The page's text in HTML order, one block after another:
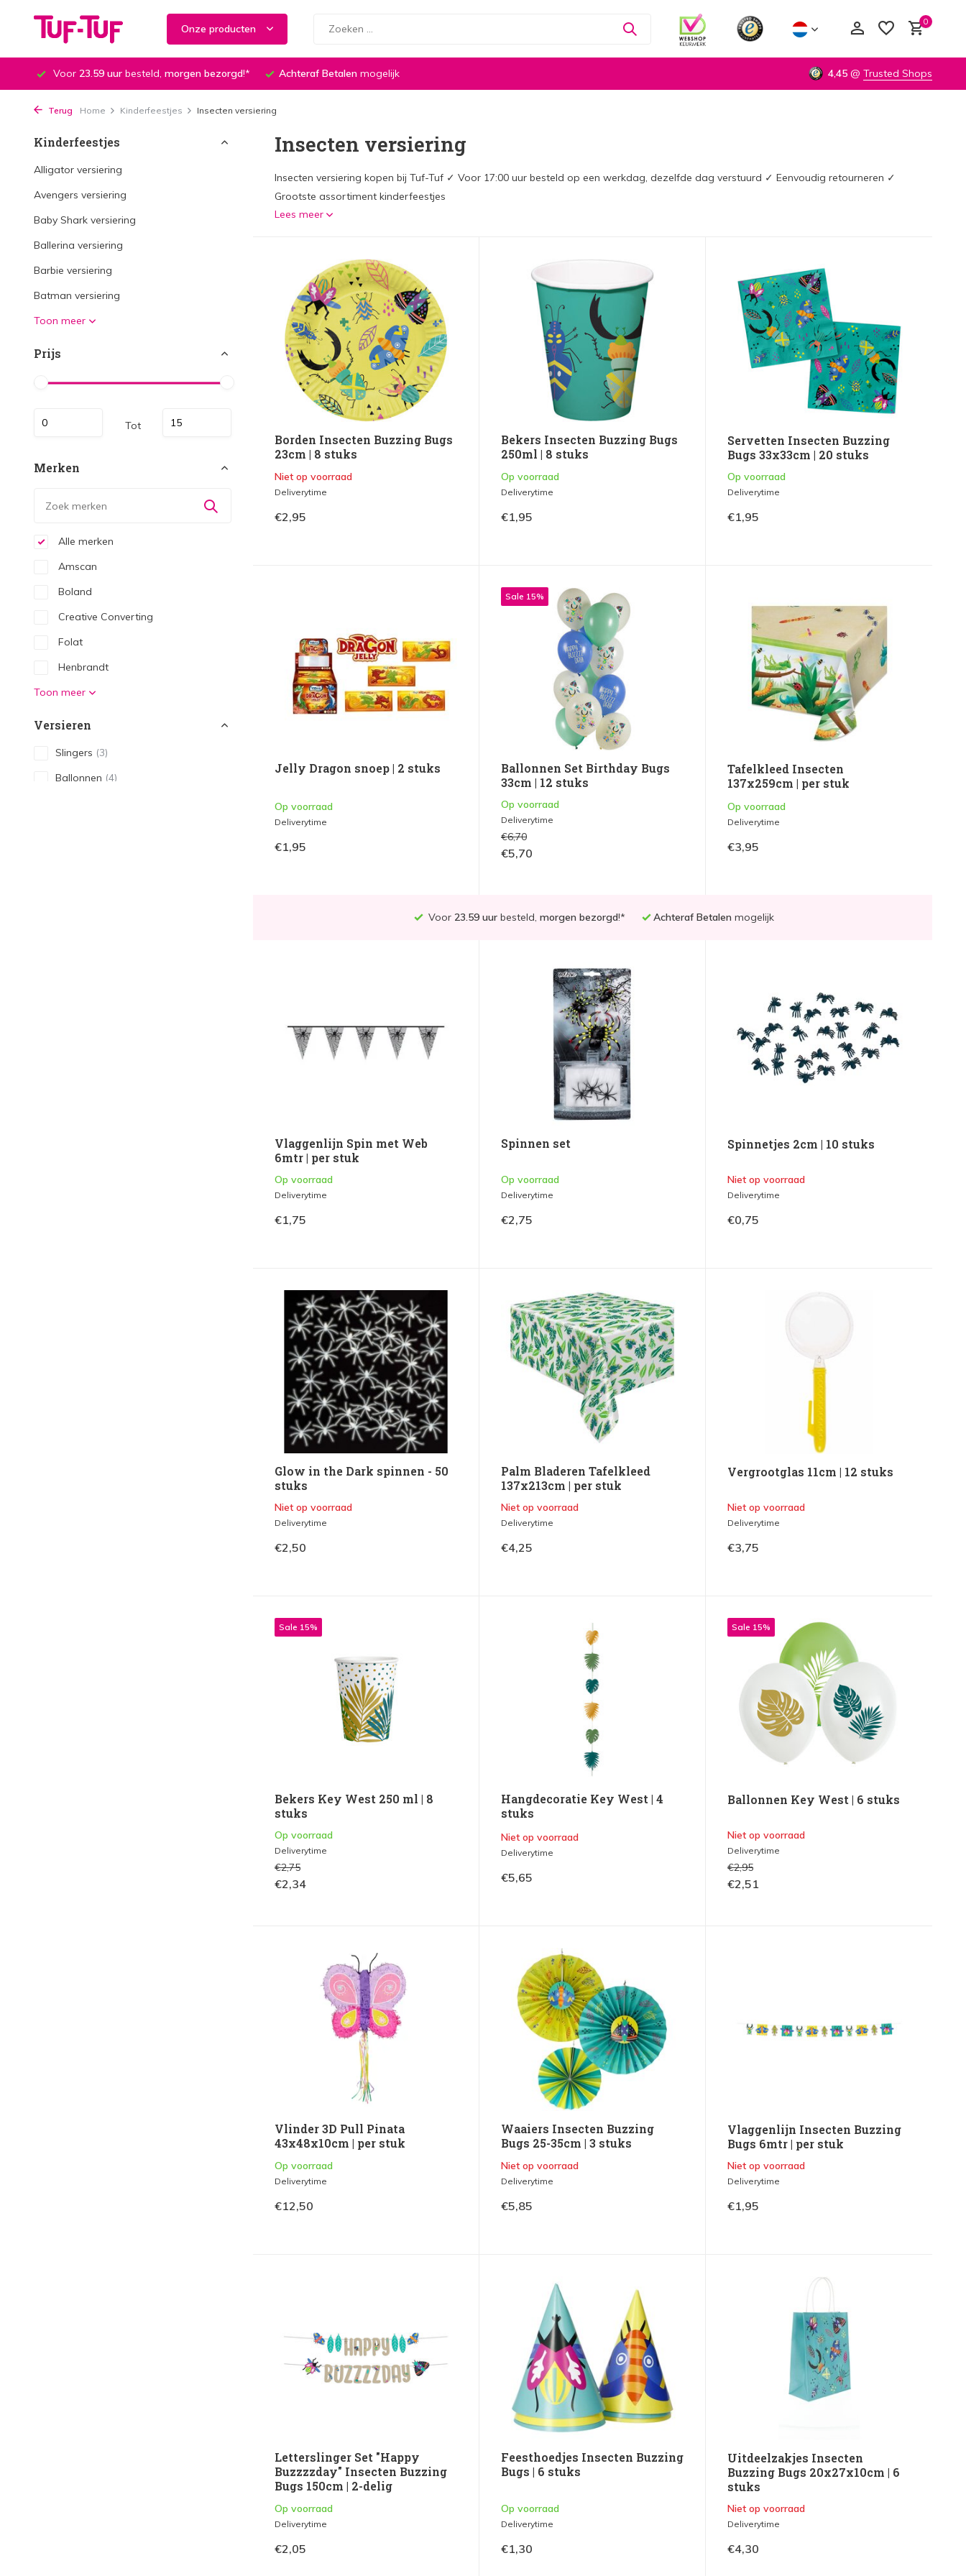
Onze producten
0
Voor 23.59 uur besteld, morgen bezorgd!* Achteraf Betalen mogelijk 4,45 @ Trusted Shops
Terug Home Kinderfeestjes Insecten versiering
Kinderfeestjes
Alligator versiering
Avengers versiering
Baby Shark versiering
Ballerina versiering
Barbie versiering
Batman versiering
Toon meer
Prijs
Tot
Merken
Alle merken
Amscan
Boland
Creative Converting
Folat
Henbrandt
Toon meer
Versieren
Slingers (3)
Ballonnen (4)
Insecten versiering
Insecten versiering kopen bij Tuf-Tuf ✓ Voor 17:00 uur besteld op een werkdag, dezelfde dag verstuurd ✓ Eenvoudig retourneren ✓
Grootste assortiment kinderfeestjes
Lees meer
Borden Insecten Buzzing Bugs
23cm | 8 stuks
Niet op voorraad
Deliverytime
€2,95
Bekers Insecten Buzzing Bugs
250ml | 8 stuks
Op voorraad
Deliverytime
€1,95
Servetten Insecten Buzzing
Bugs 33x33cm | 20 stuks
Op voorraad
Deliverytime
€1,95
Jelly Dragon snoep | 2 stuks
Op voorraad
Deliverytime
€1,95
Sale 15%
Ballonnen Set Birthday Bugs
33cm | 12 stuks
Op voorraad
Deliverytime
€6,70
€5,70
Tafelkleed Insecten
137x259cm | per stuk
Op voorraad
Deliverytime
€3,95
Voor 23.59 uurbesteld, morgen bezorgd!* Achteraf Betalen mogelijk
Vlaggenlijn Spin met Web
6mtr | per stuk
Op voorraad
Deliverytime
€1,75
Spinnen set
Op voorraad
Deliverytime
€2,75
Spinnetjes 2cm | 10 stuks
Niet op voorraad
Deliverytime
€0,75
Glow in the Dark spinnen - 50
stuks
Niet op voorraad
Deliverytime
€2,50
Palm Bladeren Tafelkleed
137x213cm | per stuk
Niet op voorraad
Deliverytime
€4,25
Vergrootglas 11cm | 12 stuks
Niet op voorraad
Deliverytime
€3,75
Sale 15%
Bekers Key West 250 ml | 8
stuks
Op voorraad
Deliverytime
€2,75
€2,34
Hangdecoratie Key West | 4
stuks
Niet op voorraad
Deliverytime
€5,65
Sale 15%
Ballonnen Key West | 6 stuks
Niet op voorraad
Deliverytime
€2,95
€2,51
Vlinder 3D Pull Pinata
43x48x10cm | per stuk
Op voorraad
Deliverytime
€12,50
Waaiers Insecten Buzzing
Bugs 25-35cm | 3 stuks
Niet op voorraad
Deliverytime
€5,85
Vlaggenlijn Insecten Buzzing
Bugs 6mtr | per stuk
Niet op voorraad
Deliverytime
€1,95
Letterslinger Set "Happy
Buzzzzday" Insecten Buzzing
Bugs 150cm | 2-delig
Op voorraad
Deliverytime
€2,05
Feesthoedjes Insecten Buzzing
Bugs | 6 stuks
Op voorraad
Deliverytime
€1,30
Uitdeelzakjes Insecten
Buzzing Bugs 20x27x10cm | 6
stuks
Niet op voorraad
Deliverytime
€4,30